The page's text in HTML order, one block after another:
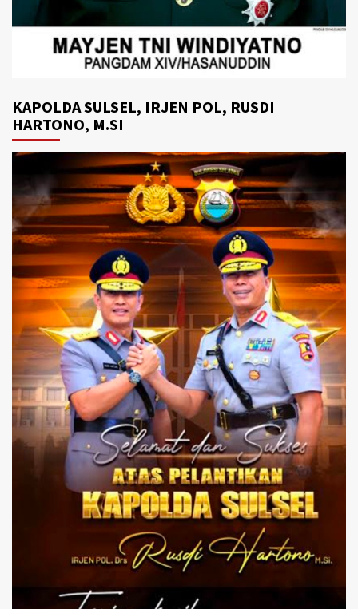
KAPOLDA SULSEL, IRJEN POL, RUSDI
HARTONO, M.SI